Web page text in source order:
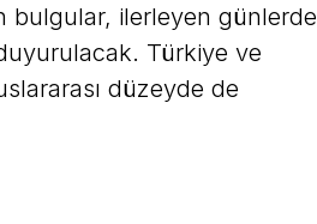
bulgular, ilerleyen günlerde
Türkiye ve
düzeyde de